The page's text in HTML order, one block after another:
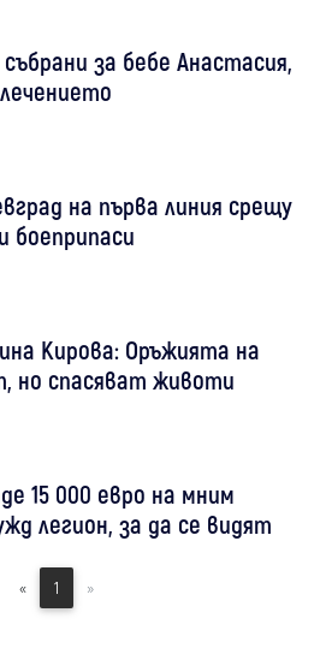
за бебе Анастасия,
на първа линия срещу
боеприпаси
Кирова: Оръжията на
но спасяват животи
15 000 евро на мним
легион, за да се видят
« 1 »